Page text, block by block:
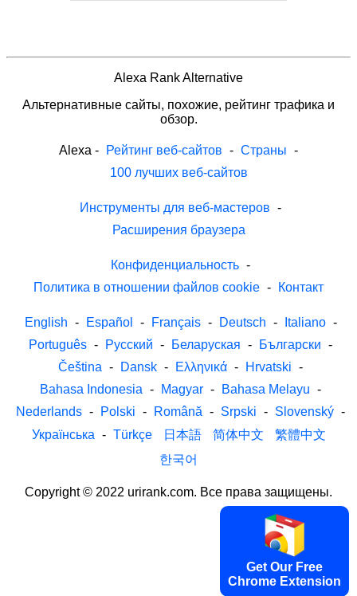
Alexa Rank Alternative
Альтернативные сайты, похожие, рейтинг трафика и
обзор.
Alexa - Рейтинг веб-сайтов - Страны -
100 лучших веб-сайтов
Инструменты для веб-мастеров -
Расширения браузера
Конфиденциальность -
Политика в отношении файлов cookie - Контакт
English - Español - Français - Deutsch - Italiano -
Português - Русский - Беларуская - Български -
Čeština - Dansk - Ελληνικά - Hrvatski -
Bahasa Indonesia - Magyar - Bahasa Melayu -
Nederlands - Polski - Română - Srpski - Slovenský -
Українська - Türkçe 日本語 简体中文
繁體中文
한국어
Copyright © 2022 urirank.com. Все права защищены.
Get Our Free
Chrome Extension